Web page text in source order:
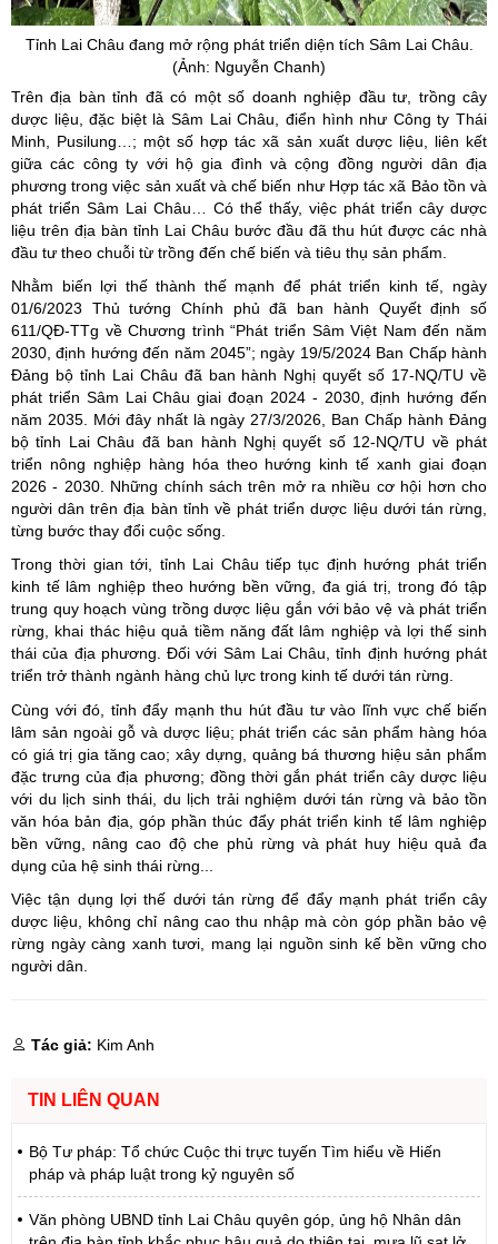
Tỉnh Lai Châu đang mở rộng phát triển diện tích Sâm Lai Châu.
(Ảnh: Nguyễn Chanh)
Trên địa bàn tỉnh đã có một số doanh nghiệp đầu tư, trồng cây
dược liệu, đặc biệt là Sâm Lai Châu, điển hình như Công ty Thái
Minh, Pusilung…; một số hợp tác xã sản xuất dược liệu, liên kết
giữa các công ty với hộ gia đình và cộng đồng người dân địa
phương trong việc sản xuất và chế biến như Hợp tác xã Bảo tồn và
phát triển Sâm Lai Châu… Có thể thấy, việc phát triển cây dược
liệu trên địa bàn tỉnh Lai Châu bước đầu đã thu hút được các nhà
đầu tư theo chuỗi từ trồng đến chế biến và tiêu thụ sản phẩm.
Nhằm biến lợi thế thành thế mạnh để phát triển kinh tế, ngày
01/6/2023 Thủ tướng Chính phủ đã ban hành Quyết định số
611/QĐ-TTg về Chương trình “Phát triển Sâm Việt Nam đến năm
2030, định hướng đến năm 2045”; ngày 19/5/2024 Ban Chấp hành
Đảng bộ tỉnh Lai Châu đã ban hành Nghị quyết số 17-NQ/TU về
phát triển Sâm Lai Châu giai đoạn 2024 - 2030, định hướng đến
năm 2035. Mới đây nhất là ngày 27/3/2026, Ban Chấp hành Đảng
bộ tỉnh Lai Châu đã ban hành Nghị quyết số 12-NQ/TU về phát
triển nông nghiệp hàng hóa theo hướng kinh tế xanh giai đoạn
2026 - 2030. Những chính sách trên mở ra nhiều cơ hội hơn cho
người dân trên địa bàn tỉnh về phát triển dược liệu dưới tán rừng,
từng bước thay đổi cuộc sống.
Trong thời gian tới, tỉnh Lai Châu tiếp tục định hướng phát triển
kinh tế lâm nghiệp theo hướng bền vững, đa giá trị, trong đó tập
trung quy hoạch vùng trồng dược liệu gắn với bảo vệ và phát triển
rừng, khai thác hiệu quả tiềm năng đất lâm nghiệp và lợi thế sinh
thái của địa phương. Đối với Sâm Lai Châu, tỉnh định hướng phát
triển trở thành ngành hàng chủ lực trong kinh tế dưới tán rừng.
Cùng với đó, tỉnh đẩy mạnh thu hút đầu tư vào lĩnh vực chế biến
lâm sản ngoài gỗ và dược liệu; phát triển các sản phẩm hàng hóa
có giá trị gia tăng cao; xây dựng, quảng bá thương hiệu sản phẩm
đặc trưng của địa phương; đồng thời gắn phát triển cây dược liệu
với du lịch sinh thái, du lịch trải nghiệm dưới tán rừng và bảo tồn
văn hóa bản địa, góp phần thúc đẩy phát triển kinh tế lâm nghiệp
bền vững, nâng cao độ che phủ rừng và phát huy hiệu quả đa
dụng của hệ sinh thái rừng...
Việc tận dụng lợi thế dưới tán rừng để đẩy mạnh phát triển cây
dược liệu, không chỉ nâng cao thu nhập mà còn góp phần bảo vệ
rừng ngày càng xanh tươi, mang lại nguồn sinh kế bền vững cho
người dân.
Tác giả: Kim Anh
TIN LIÊN QUAN
Bộ Tư pháp: Tổ chức Cuộc thi trực tuyến Tìm hiểu về Hiến
pháp và pháp luật trong kỷ nguyên số
Văn phòng UBND tỉnh Lai Châu quyên góp, ủng hộ Nhân dân